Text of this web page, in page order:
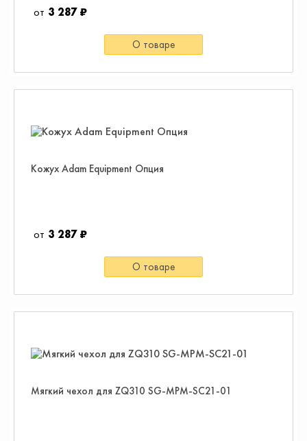
3 287 ₽
О товаре
Кожух Adam Equipment Опция
3 287 ₽
О товаре
Мягкий чехол для ZQ310 SG-MPM-SC21-01